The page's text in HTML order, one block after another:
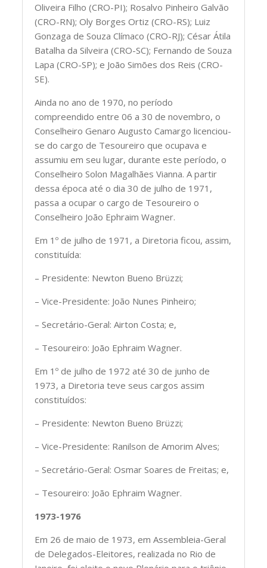
Oliveira Filho (CRO-PI); Rosalvo Pinheiro Galvão
(CRO-RN); Oly Borges Ortiz (CRO-RS); Luiz
Gonzaga de Souza Clímaco (CRO-RJ); César Átila
Batalha da Silveira (CRO-SC); Fernando de Souza
Lapa (CRO-SP); e João Simões dos Reis (CRO-
SE).
Ainda no ano de 1970, no período
compreendido entre 06 a 30 de novembro, o
Conselheiro Genaro Augusto Camargo licenciou-
se do cargo de Tesoureiro que ocupava e
assumiu em seu lugar, durante este período, o
Conselheiro Solon Magalhães Vianna. A partir
dessa época até o dia 30 de julho de 1971,
passa a ocupar o cargo de Tesoureiro o
Conselheiro João Ephraim Wagner.
Em 1º de julho de 1971, a Diretoria ficou, assim,
constituída:
– Presidente: Newton Bueno Brüzzi;
– Vice-Presidente: João Nunes Pinheiro;
– Secretário-Geral: Airton Costa; e,
– Tesoureiro: João Ephraim Wagner.
Em 1º de julho de 1972 até 30 de junho de
1973, a Diretoria teve seus cargos assim
constituídos:
– Presidente: Newton Bueno Brüzzi;
– Vice-Presidente: Ranilson de Amorim Alves;
– Secretário-Geral: Osmar Soares de Freitas; e,
– Tesoureiro: João Ephraim Wagner.
1973-1976
Em 26 de maio de 1973, em Assembleia-Geral
de Delegados-Eleitores, realizada no Rio de